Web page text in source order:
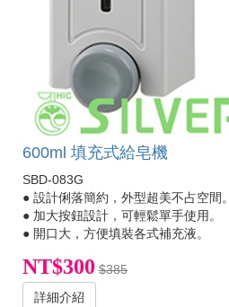
600ml 填充式給皂機
SBD-083G
● 設計俐落簡約，外型超美不占空間。
● 加大按鈕設計，可輕鬆單手使用。
● 開口大，方便填裝各式補充液。
NT$300 $385
詳細介紹